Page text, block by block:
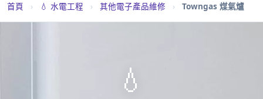
首頁 › 💧 水電工程 › 其他電子產品維修 › Towngas 煤氣爐
💧